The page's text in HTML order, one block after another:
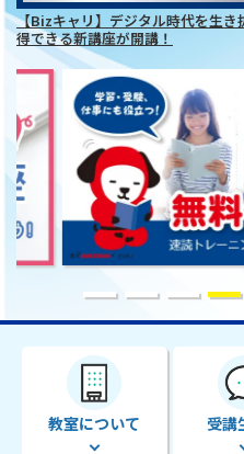
【Bizキャリ】デジタル時代を生
得できる新講座が開講！
教室について 受講